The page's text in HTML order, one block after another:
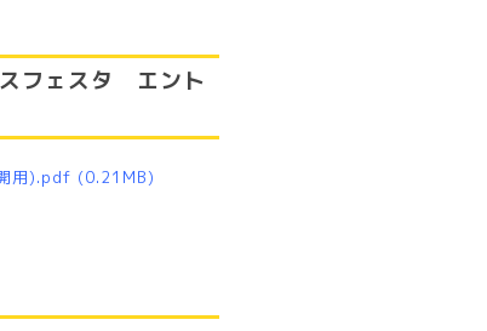
フェスタ エント
用).pdf (0.21MB)